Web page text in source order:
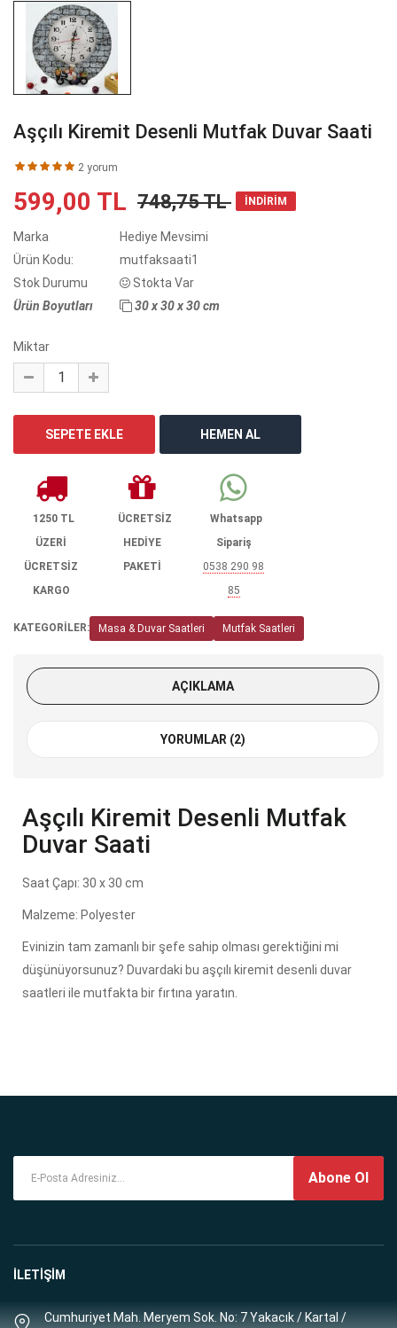
Aşçılı Kiremit Desenli Mutfak Duvar Saati
2 yorum
599,00 TL 748,75 TL İNDİRİM
Marka
Hediye Mevsimi
Ürün Kodu:
mutfaksaati1
Stok Durumu
Stokta Var
Ürün Boyutları
30 x 30 x 30 cm
Miktar
1250 TL
ÜZERİ
ÜCRETSİZ
KARGO
ÜCRETSİZ
HEDİYE
PAKETİ
Whatsapp
Sipariş
0538 290 98
85
KATEGORİLER: Masa & Duvar Saatleri Mutfak Saatleri
AÇIKLAMA
YORUMLAR (2)
Aşçılı Kiremit Desenli Mutfak
Duvar Saati
Saat Çapı: 30 x 30 cm
Malzeme: Polyester
Evinizin tam zamanlı bir şefe sahip olması gerektiğini mi
düşünüyorsunuz? Duvardaki bu aşçılı kiremit desenli duvar
saatleri ile mutfakta bir fırtına yaratın.
Abone Ol
İLETİŞİM
Cumhuriyet Mah. Meryem Sok. No: 7 Yakacık / Kartal /